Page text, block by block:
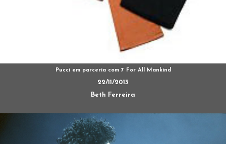
Pucci em parceria com 7 For All Mankind
22/11/2013
Beth Ferreira